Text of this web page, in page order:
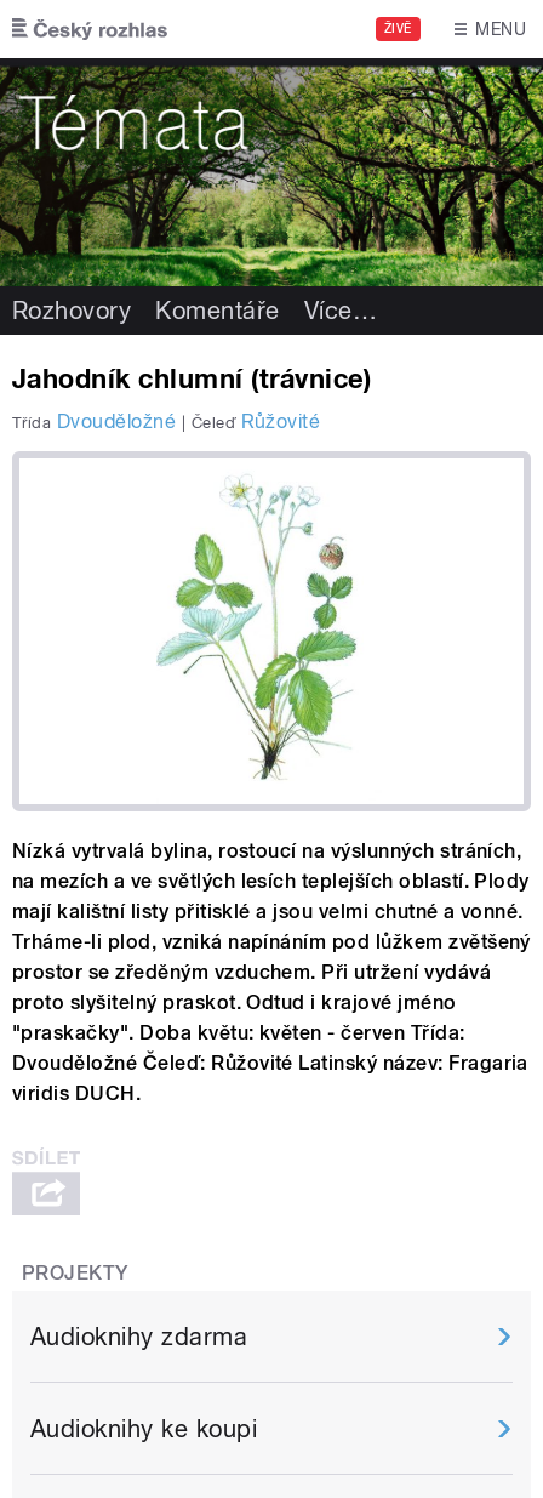
Přejít k hlavnímu obsahu
ŽIVĚ MENU
Rozhovory Komentáře Více…
Jahodník chlumní (trávnice)
Třída Dvouděložné | Čeleď Růžovité
Nízká vytrvalá bylina, rostoucí na výslunných stráních,
na mezích a ve světlých lesích teplejších oblastí. Plody
mají kalištní listy přitisklé a jsou velmi chutné a vonné.
Trháme-li plod, vzniká napínáním pod lůžkem zvětšený
prostor se zředěným vzduchem. Při utržení vydává
proto slyšitelný praskot. Odtud i krajové jméno
"praskačky". Doba květu: květen - červen Třída:
Dvouděložné Čeleď: Růžovité Latinský název: Fragaria
viridis DUCH.
PROJEKTY
Audioknihy zdarma
Audioknihy ke koupi